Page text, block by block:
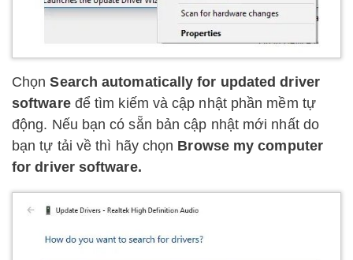
ChọnSearch automatically for updated driver
softwaređể tìm kiếm và cập nhật phần mềm tự
động. Nếu bạn có sẵn bản cập nhật mới nhất do
bạn tự tải về thì hãy chọn Browse my computer
for driver software.